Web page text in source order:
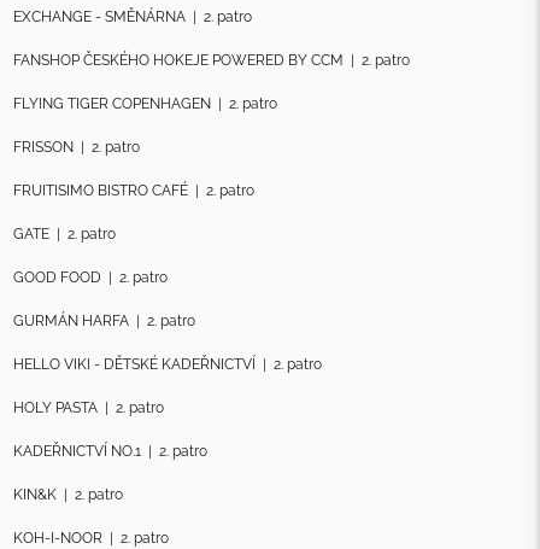
EXCHANGE - SMĚNÁRNA | 2. patro
FANSHOP ČESKÉHO HOKEJE POWERED BY CCM | 2. patro
FLYING TIGER COPENHAGEN | 2. patro
FRISSON | 2. patro
FRUITISIMO BISTRO CAFÉ | 2. patro
GATE | 2. patro
GOOD FOOD | 2. patro
GURMÁN HARFA | 2. patro
HELLO VIKI - DĚTSKÉ KADEŘNICTVÍ | 2. patro
HOLY PASTA | 2. patro
KADEŘNICTVÍ NO.1 | 2. patro
KIN&K | 2. patro
KOH-I-NOOR | 2. patro